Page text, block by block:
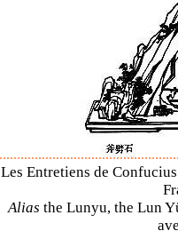
Les Entretiens de
Alias the Lunyu, the Lun